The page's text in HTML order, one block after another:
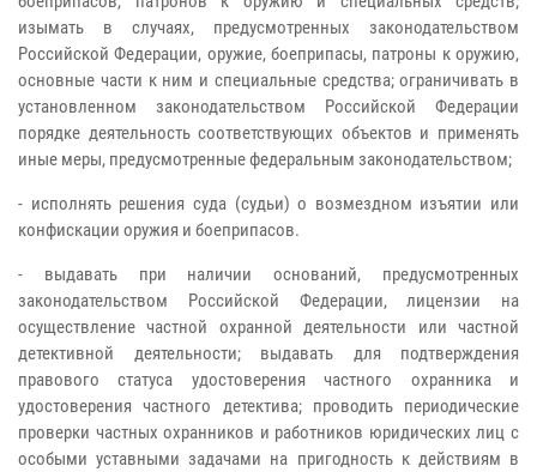
изымать в случаях, предусмотренных законодательством
Российской Федерации, оружие, боеприпасы, патроны к оружию,
основные части к ним и специальные средства; ограничивать в
установленном законодательством Российской Федерации
порядке деятельность соответствующих объектов и применять
иные меры, предусмотренные федеральным законодательством;
- исполнять решения суда (судьи) о возмездном изъятии или
конфискации оружия и боеприпасов.
- выдавать при наличии оснований, предусмотренных
законодательством Российской Федерации, лицензии на
осуществление частной охранной деятельности или частной
детективной деятельности; выдавать для подтверждения
правового статуса удостоверения частного охранника и
удостоверения частного детектива; проводить периодические
проверки частных охранников и работников юридических лиц с
особыми уставными задачами на пригодность к действиям в